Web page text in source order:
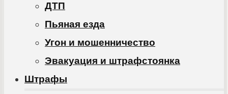
ДТП
Пьяная езда
Угон и мошенничество
Эвакуация и штрафстоянка
Штрафы